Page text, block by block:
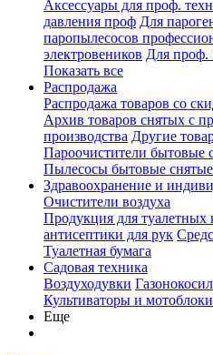
Аксессуары для проф.
давления проф Для
паропылесосов
электровеников Для
Показать все
Распродажа
Распродажа товаров со
Архив товаров снятых с
производства Другие
Пароочистители бытовые
Пылесосы бытовые снятые
Здравоохранение и
Очистители воздуха
Продукция для туалетных
антисептики для рук
Туалетная бумага
Садовая техника
Воздуходувки
Культиваторы и мотоблоки
Еще